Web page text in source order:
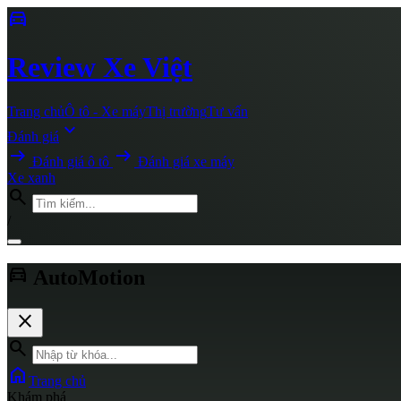
directions_car
Review Xe Việt
Trang chủÔ tô - Xe máyThị trườngTư vấn
Đánh giá expand_more
arrow_right_alt Đánh giá ô tô arrow_right_alt Đánh giá xe máy
Xe xanh
search
directions_car AutoMotion
close
search
home Trang chủ
Khám phá